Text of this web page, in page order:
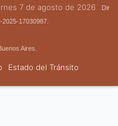
7 de agosto de 2026
Dir
17030987.
Aires.
Estado del Tránsito